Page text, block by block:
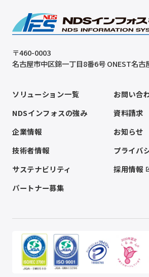
〒460-0003
名古屋市中区錦一丁目8番6号 ONEST名古
ソリューション一覧
NDSインフォスの強み
企業情報
技術者情報
サステナビリティ
パートナー募集
お問い合
資料請求
お知らせ
プライバ
採用情報